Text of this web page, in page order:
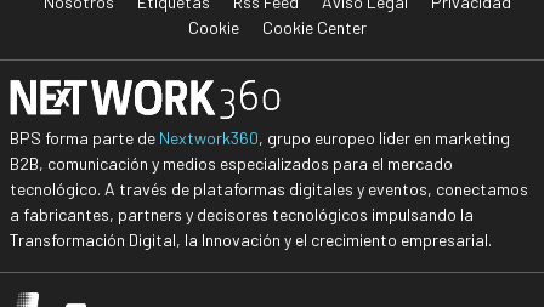
Cookie
Cookie Center
BPS forma parte de Nextwork360, grupo europeo líder en marketing
B2B, comunicación y medios especializados para el mercado
tecnológico. A través de plataformas digitales y eventos, conectamos
a fabricantes, partners y decisores tecnológicos impulsando la
Transformación Digital, la Innovación y el crecimiento empresarial.